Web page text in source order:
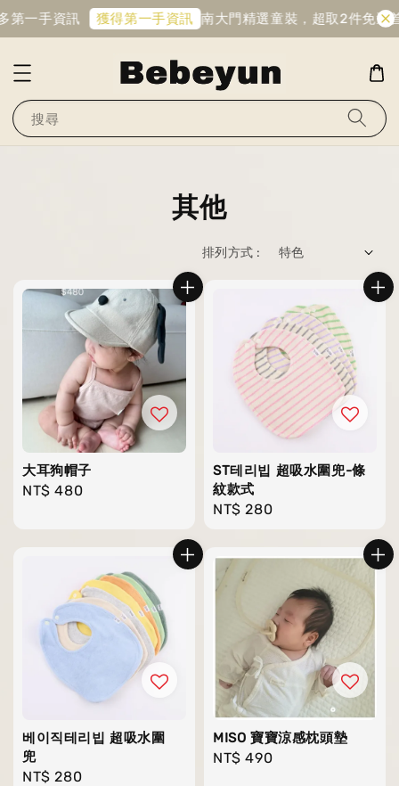
第一手資訊 獲得第一手資訊 南大門精選童裝，超取2件免運
搜尋
其他
排列方式 :
大耳狗帽子
Regular
NT$ 480
ST테리빕 超吸水圍兜-條
紋款式
Regular
NT$ 280
베이직테리빕 超吸水圍
兜
Regular
NT$ 280
MISO 寶寶涼感枕頭墊
Regular
NT$ 490